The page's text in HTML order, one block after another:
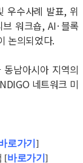
우수사례 발표, 위
워크숍, AI· 블록
논의되었다.
동남아시아 지역의
네트워크 미
로가기 ]
[바로가기]